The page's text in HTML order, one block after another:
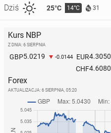
Dziś 25°C 14°C 31
Kurs NBP
Z DNIA: 6 SIERPNIA
GBP5.0219 -0.0144 EUR4.3050
CHF4.6080
Forex
AKTUALIZACJA: 6 SIERPNIA, 05:20